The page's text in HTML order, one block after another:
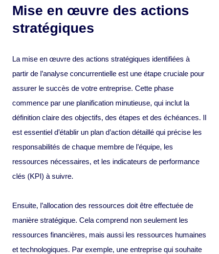
Mise en œuvre des actions
stratégiques
La mise en œuvre des actions stratégiques identifiées à
partir de l’analyse concurrentielle est une étape cruciale pour
assurer le succès de votre entreprise. Cette phase
commence par une planification minutieuse, qui inclut la
définition claire des objectifs, des étapes et des échéances. Il
est essentiel d’établir un plan d’action détaillé qui précise les
responsabilités de chaque membre de l’équipe, les
ressources nécessaires, et les indicateurs de performance
clés (KPI) à suivre.
Ensuite, l’allocation des ressources doit être effectuée de
manière stratégique. Cela comprend non seulement les
ressources financières, mais aussi les ressources humaines
et technologiques. Par exemple, une entreprise qui souhaite